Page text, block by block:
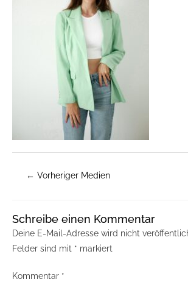
← Vorheriger Medien
Schreibe einen Kommentar
Deine E-Mail-Adresse wird nicht
Felder sind mit * markiert
Kommentar *